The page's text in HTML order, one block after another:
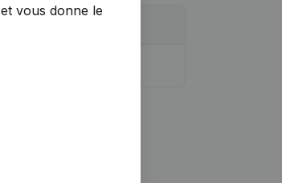
vous donne le